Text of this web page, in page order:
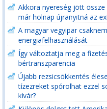
Akkora nyereség jött
már holnap újranyitná az
A magyar vegyipar
energiafelhasználását
Így változtatja meg a
bértranszparencia
Újabb rezsicsökkentés
tízezreket spórolhat ezzel
kivár?